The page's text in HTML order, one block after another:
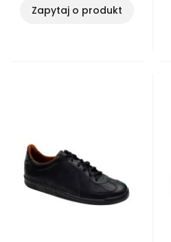
Zapytaj o produkt